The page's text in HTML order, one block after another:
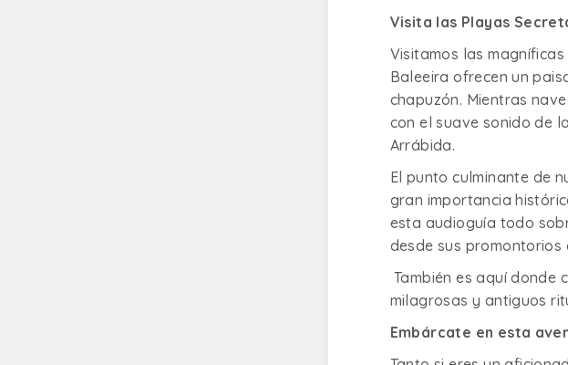
Visita las Playas
Visitamos las
Baleeira ofrecen un
chapuzón. Mientras
con el suave sonido de
Arrábida.
El punto culminante de
gran importancia
esta audioguía todo
desde sus
También es aquí donde
milagrosas y antiguos
Embárcate en esta